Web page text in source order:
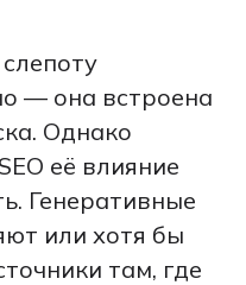
— она встроена
Однако
её влияние
Генеративные
или хотя бы
там, где